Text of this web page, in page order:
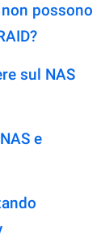
possono
sul NAS
e